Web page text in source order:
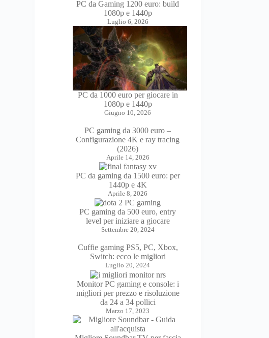
PC da Gaming 1200 euro: build
1080p e 1440p
Luglio 6, 2026
PC da 1000 euro per giocare in
1080p e 1440p
Giugno 10, 2026
PC gaming da 3000 euro –
Configurazione 4K e ray tracing
(2026)
Aprile 14, 2026
PC da gaming da 1500 euro: per
1440p e 4K
Aprile 8, 2026
PC gaming da 500 euro, entry
level per iniziare a giocare
Settembre 20, 2024
Cuffie gaming PS5, PC, Xbox,
Switch: ecco le migliori
Luglio 20, 2024
Monitor PC gaming e console: i
migliori per prezzo e risoluzione
da 24 a 34 pollici
Marzo 17, 2023